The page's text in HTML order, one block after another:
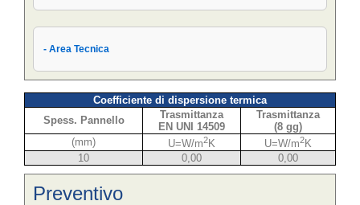
- Area Tecnica
Coefficiente di dispersione termica
Spess. Pannello
Trasmittanza
EN UNI 14509
Trasmittanza
(8 gg)
(mm)
U=W/m2K U=W/m2K
10
0,00 0,00
Preventivo